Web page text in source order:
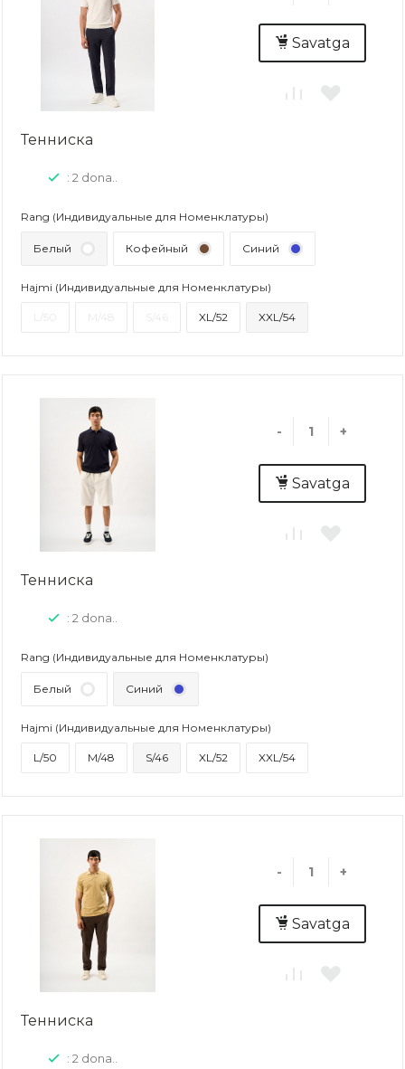
Savatga
Тенниска
: 2 dona..
Rang (Индивидуальные для Номенклатуры)
Белый Кофейный Синий
Hajmi (Индивидуальные для Номенклатуры)
XL/52 XXL/54
- +
Savatga
Тенниска
: 2 dona..
Rang (Индивидуальные для Номенклатуры)
Белый Синий
Hajmi (Индивидуальные для Номенклатуры)
L/50 M/48 S/46 XL/52 XXL/54
- +
Savatga
Тенниска
: 2 dona..